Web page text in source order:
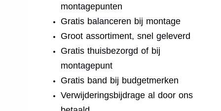
montagepunten
Gratis balanceren bij montage
Groot assortiment, snel geleverd
Gratis thuisbezorgd of bij
montagepunt
Gratis band bij budgetmerken
Verwijderingsbijdrage al door ons